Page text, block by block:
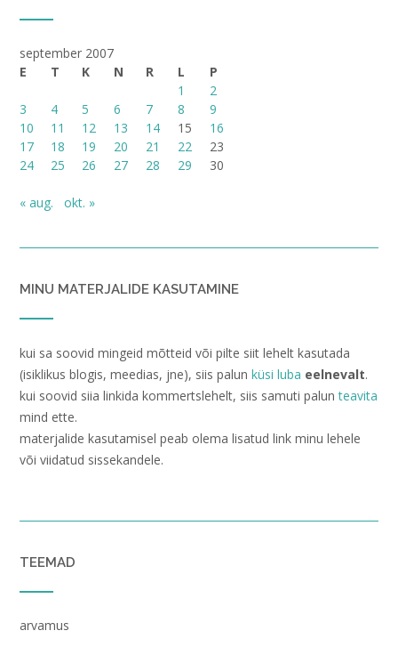
september 2007
E
T K N R L
P
1
2
3
4 5 6 7 8
9
10
11 12 13 14 15
16
17
18 19 20 21 22
23
24
25 26 27 28 29 30
« aug. okt. »
MINU MATERJALIDE KASUTAMINE
kui sa soovid mingeid mõtteid või pilte siit lehelt kasutada
(isiklikus blogis, meedias, jne), siis palun küsi luba eelnevalt.
kui soovid siia linkida kommertslehelt, siis samuti palunteavita
mind ette.
materjalide kasutamisel peab olema lisatud link minu lehele
või viidatud sissekandele.
TEEMAD
arvamus